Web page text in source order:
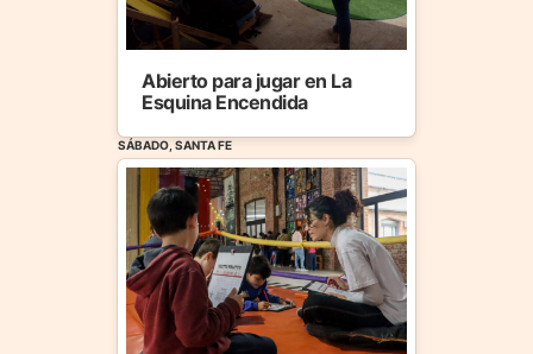
Abierto para jugar en La
Esquina Encendida
SÁBADO, SANTA FE